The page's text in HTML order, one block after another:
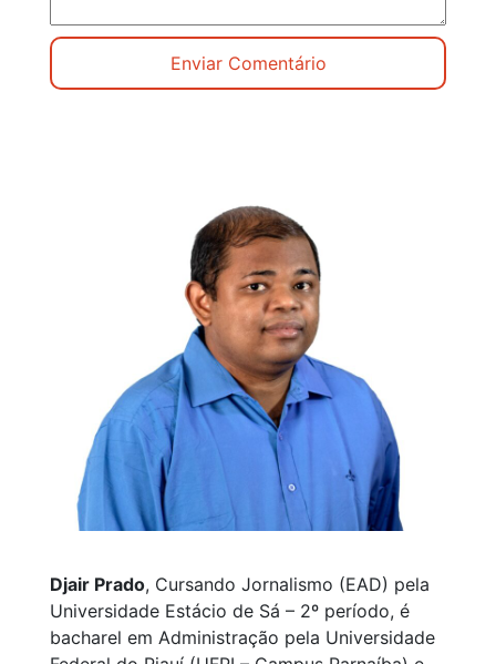
Djair Prado, Cursando Jornalismo (EAD) pela
Universidade Estácio de Sá – 2º período, é
bacharel em Administração pela Universidade